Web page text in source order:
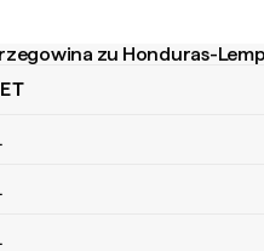
zu Honduras-
zu Honduras-Lempira